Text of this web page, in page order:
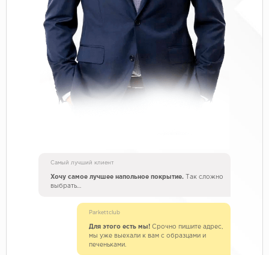
Самый лучший клиент
Хочу самое лучшее напольное покрытие. Так сложно
выбрать…
Parkettclub
Для этого есть мы! Срочно пишите адрес,
мы уже выехали к вам с образцами и
печеньками.